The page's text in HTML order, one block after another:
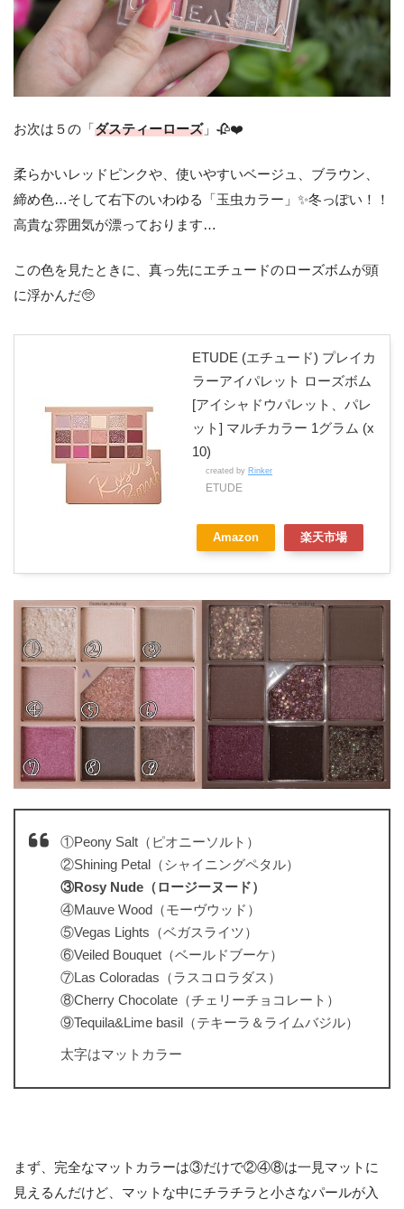
お次は５の「 ダスティーローズ」🥀❤️
柔らかいレッドピンクや、使いやすいベージュ、ブラウン、
締め色…そして右下のいわゆる「玉虫カラー」✨冬っぽい！！
高貴な雰囲気が漂っております…
この色を見たときに、真っ先にエチュードのローズボムが頭
に浮かんだ🥺
ETUDE (エチュード) プレイカ
ラーアイパレット ローズボム
[アイシャドウパレット、パレ
ット] マルチカラー 1グラム (x
10)
created by Rinker
ETUDE
Amazon 楽天市場
①Peony Salt（ピオニーソルト）
②Shining Petal（シャイニングペタル）
③Rosy Nude（ロージーヌード）
④Mauve Wood（モーヴウッド）
⑤Vegas Lights（ベガスライツ）
⑥Veiled Bouquet（ベールドブーケ）
⑦Las Coloradas（ラスコロラダス）
⑧Cherry Chocolate（チェリーチョコレート）
⑨Tequila&Lime basil（テキーラ＆ライムバジル）
太字はマットカラー
まず、完全なマットカラーは③だけで②④⑧は一見マットに
見えるんだけど、マットな中にチラチラと小さなパールが入